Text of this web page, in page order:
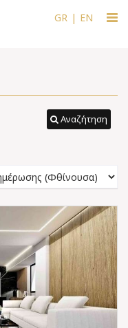
GR | EN
Αναζήτηση